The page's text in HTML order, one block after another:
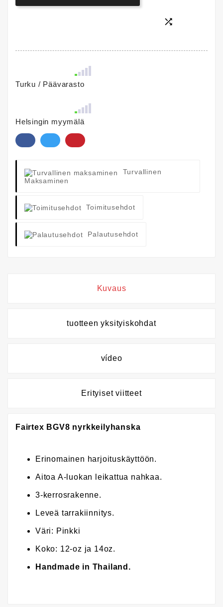

Turku / Päävarasto
Helsingin myymälä
Turvallinen
Maksaminen
Toimitusehdot
Palautusehdot
Kuvaus
tuotteen yksityiskohdat
vídeo
Erityiset viitteet
Fairtex BGV8 nyrkkeilyhanska
Erinomainen harjoituskäyttöön.
Aitoa A-luokan leikattua nahkaa.
3-kerrosrakenne.
Leveä tarrakiinnitys.
Väri: Pinkki
Koko: 12-oz ja 14oz.
Handmade in Thailand.